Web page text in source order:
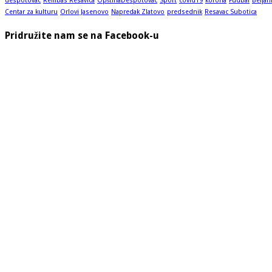
Centar za kulturu Orlovi Jasenovo Napredak Zlatovo predsednik Resavac Subotica
Pridružite nam se na Facebook-u